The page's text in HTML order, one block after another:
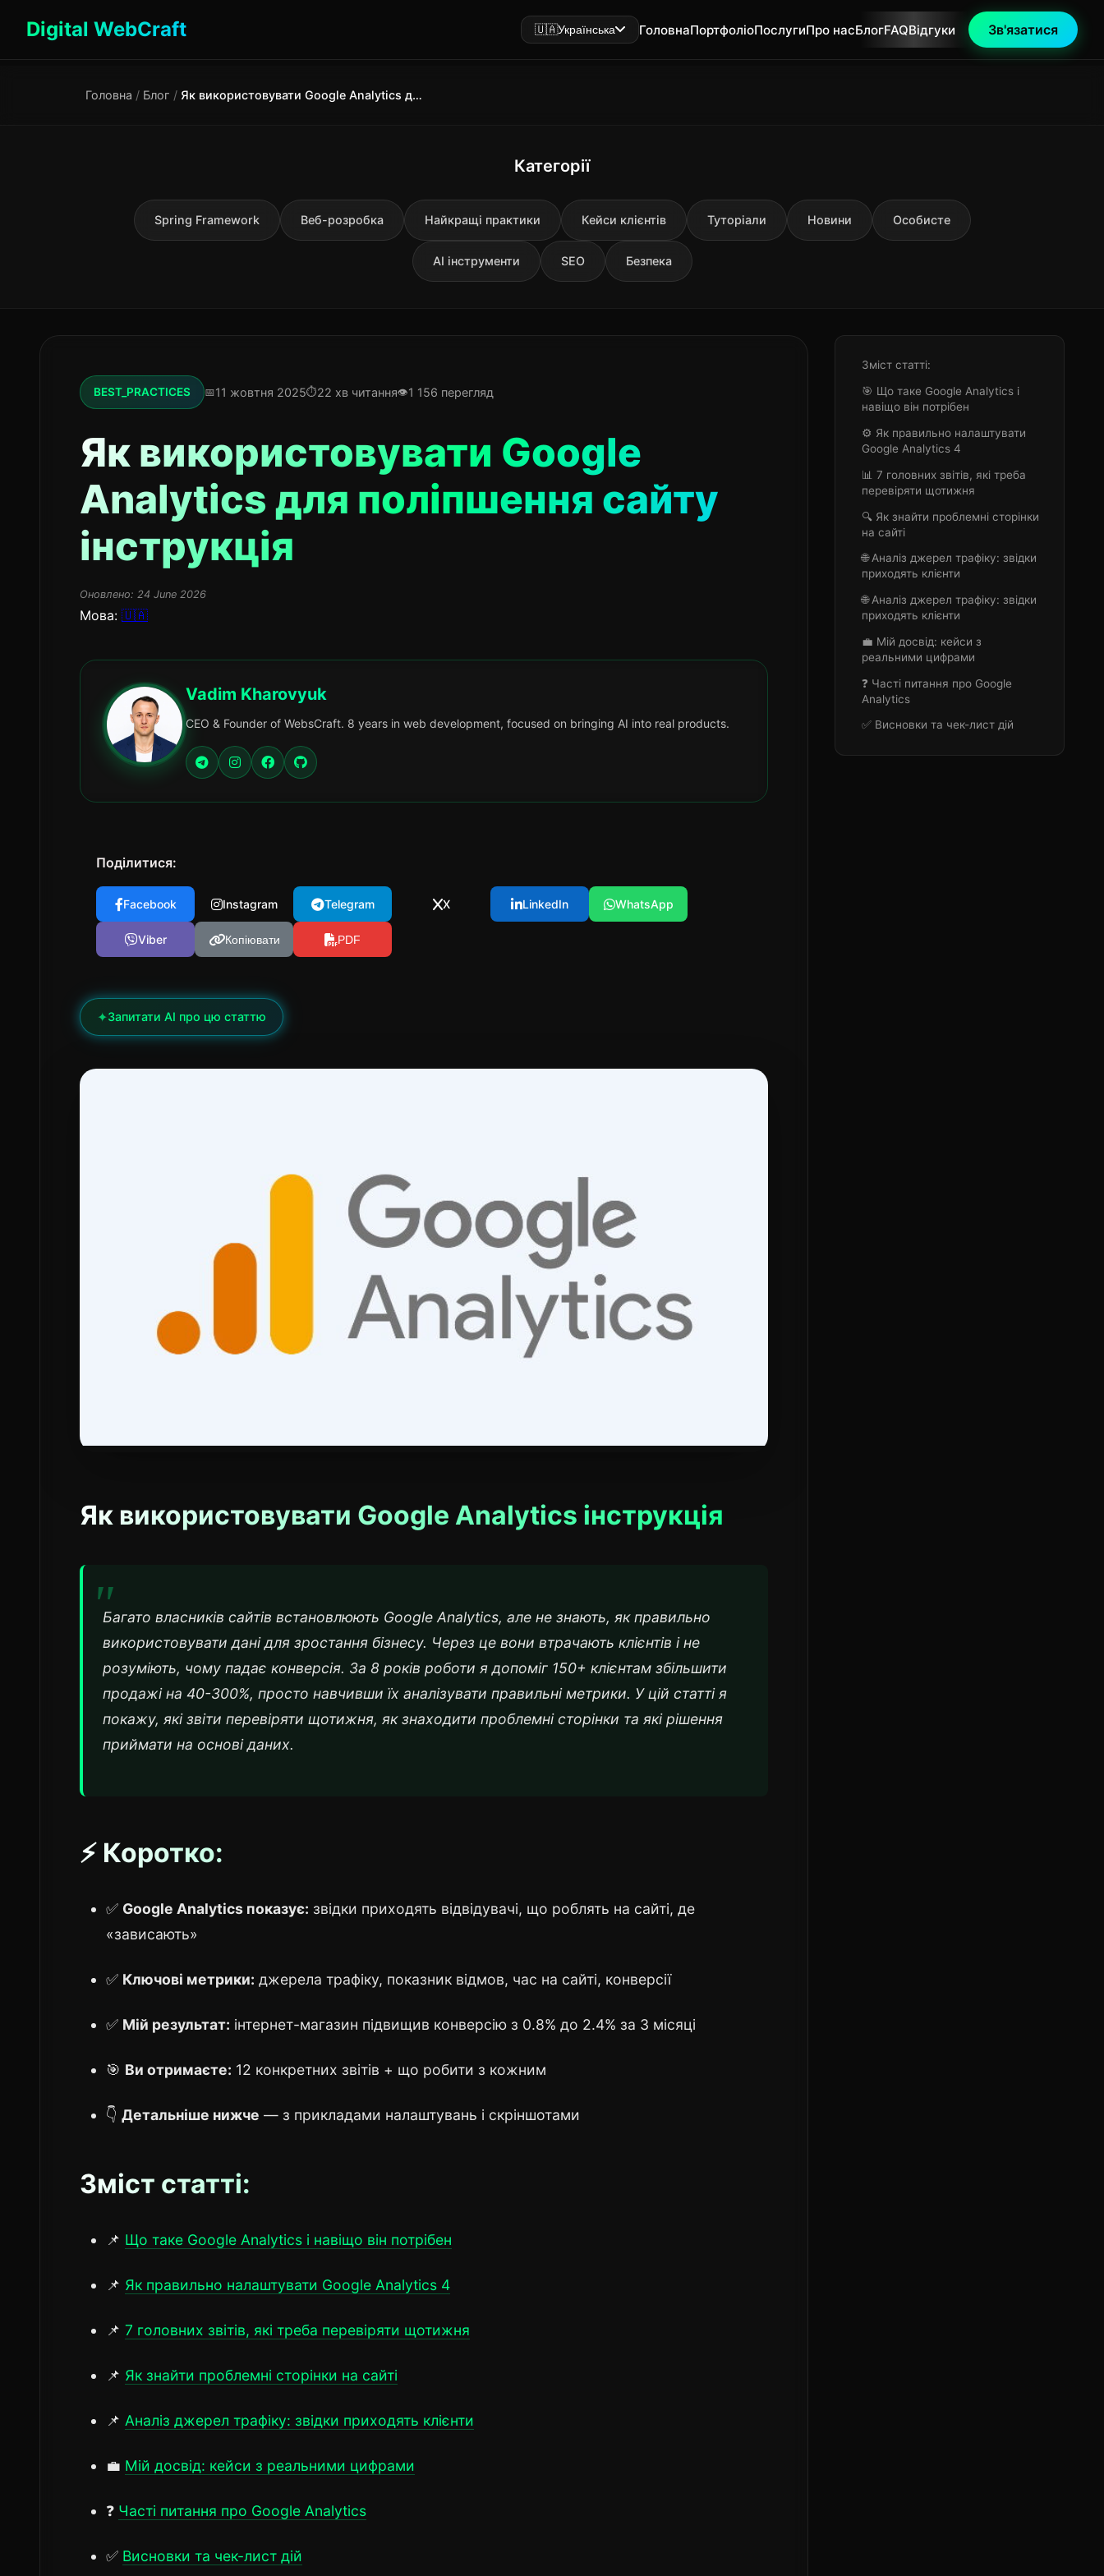
Digital WebCraft 🇺🇦Українська ГоловнаПортфоліоПослугиПро насБлогFAQВідгуки Зв'язатися
Головна / Блог / Як використовувати Google Analytics для поліпшення сайту інструкція
Категорії
Spring Framework Веб-розробка Найкращі практики Кейси клієнтів Туторіали Новини Особисте
AI інструменти SEO Безпека
BEST_PRACTICES 11 жовтня 2025 22 хв читання 1 156 перегляд
Як використовувати Google
Analytics для поліпшення сайту
інструкція
Оновлено: 24 June 2026
Мова: 🇺🇦
Vadim Kharovyuk
CEO & Founder of WebsCraft. 8 years in web development, focused on bringing AI into real products.
Поділитися:
Facebook Instagram Telegram X LinkedIn WhatsApp
Viber Копіювати PDF
✦Запитати AI про цю статтю
Як використовувати Google Analytics інструкція
Багато власників сайтів встановлюють Google Analytics, але не знають, як правильно
використовувати дані для зростання бізнесу. Через це вони втрачають клієнтів і не
розуміють, чому падає конверсія. За 8 років роботи я допоміг 150+ клієнтам збільшити
продажі на 40-300%, просто навчивши їх аналізувати правильні метрики. У цій статті я
покажу, які звіти перевіряти щотижня, як знаходити проблемні сторінки та які рішення
приймати на основі даних.
⚡ Коротко:
✅ Google Analytics показує: звідки приходять відвідувачі, що роблять на сайті, де
«зависають»
✅ Ключові метрики: джерела трафіку, показник відмов, час на сайті, конверсії
✅ Мій результат: інтернет-магазин підвищив конверсію з 0.8% до 2.4% за 3 місяці
🎯 Ви отримаєте: 12 конкретних звітів + що робити з кожним
👇 Детальніше нижче — з прикладами налаштувань і скріншотами
Зміст статті:
📌 Що таке Google Analytics і навіщо він потрібен
📌 Як правильно налаштувати Google Analytics 4
📌 7 головних звітів, які треба перевіряти щотижня
📌 Як знайти проблемні сторінки на сайті
📌 Аналіз джерел трафіку: звідки приходять клієнти
💼 Мій досвід: кейси з реальними цифрами
❓ Часті питання про Google Analytics
✅ Висновки та чек-лист дій
Зміст статті:
🎯 Що таке Google Analytics і
навіщо він потрібен
⚙️ Як правильно налаштувати
Google Analytics 4
📊 7 головних звітів, які треба
перевіряти щотижня
🔍 Як знайти проблемні сторінки
на сайті
🌐 Аналіз джерел трафіку: звідки
приходять клієнти
🌐 Аналіз джерел трафіку: звідки
приходять клієнти
💼 Мій досвід: кейси з
реальними цифрами
❓ Часті питання про Google
Analytics
✅ Висновки та чек-лист дій